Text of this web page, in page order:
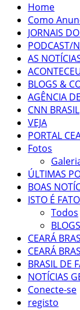
Home
Como
JORNAIS
PODCAST/
AS
BLOGS &
AGÊNCIA
CNN BRASIL
VEJA
PORTAL
Fotos
ÚLTIMAS
BOAS
ISTO É
Todos
CEARÁ
CEARÁ
BRASIL DE
NOTÍCIAS
Conecte-se
registo